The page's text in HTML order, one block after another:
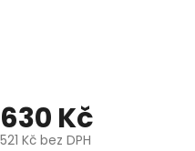
630 Kč
521 Kč bez DPH